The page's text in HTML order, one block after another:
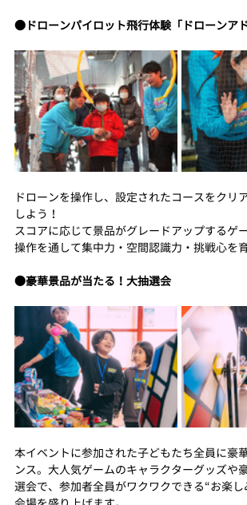
●ドローンパイロット飛行体験「ドローンア
ドローンを操作し、設定されたコースをクリ
しよう！
スコアに応じて景品がグレードアップするゲ
操作を通して集中力・空間認識力・挑戦心を育
●豪華景品が当たる！大抽選会
本イベントに参加された子どもたち全員に豪
ンス。大人気ゲームのキャラクターグッズや
選会で、参加者全員がワクワクできる“お楽